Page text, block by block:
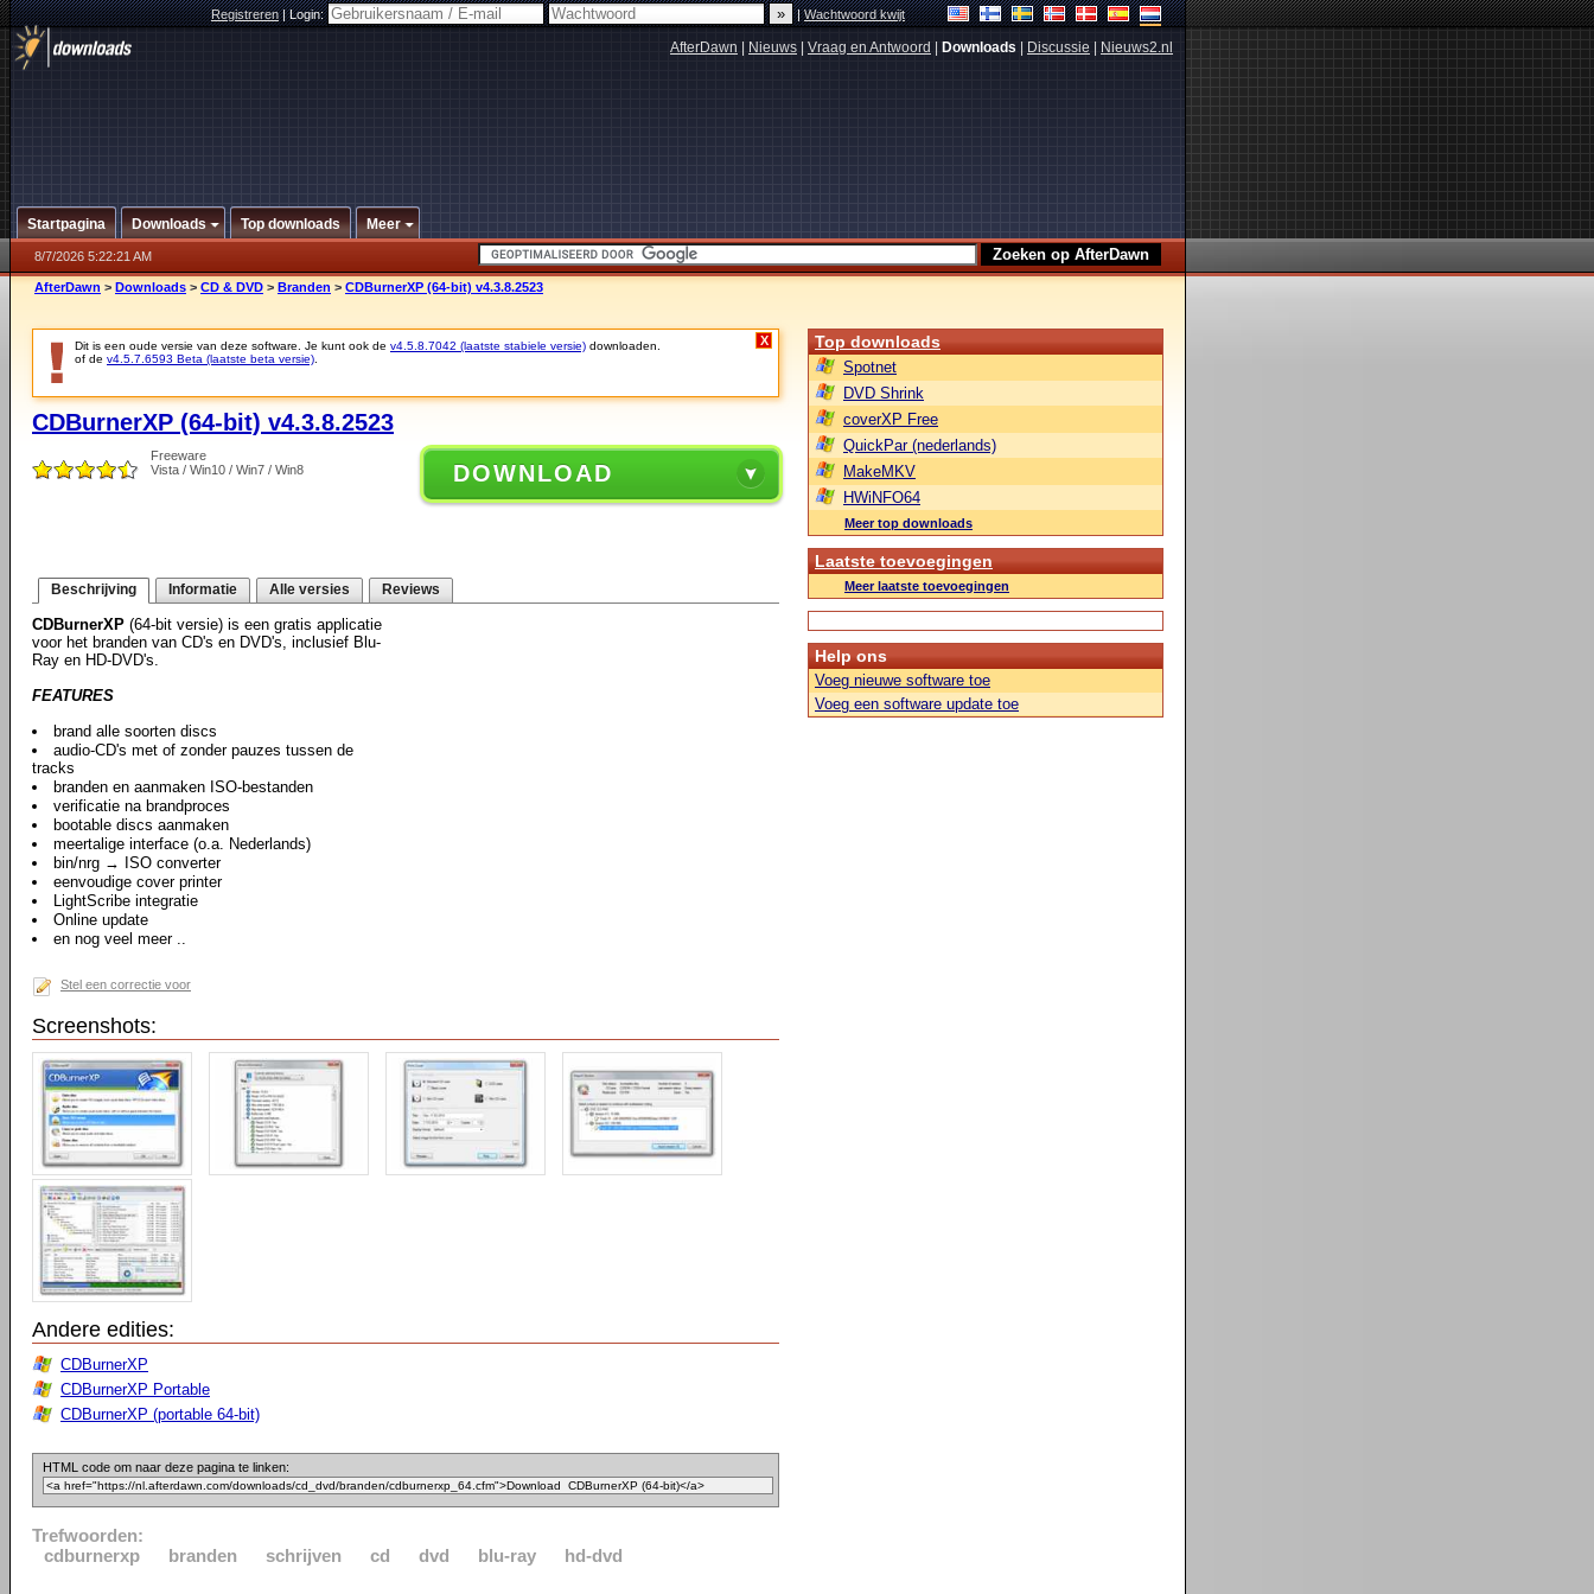
Registreren|Login: |Wachtwoord kwijt
AfterDawn Nieuws Vraag en Antwoord Downloads Discussie Nieuws2.nl
Startpagina Downloads Top downloads Meer
8/7/2026 5:22:21 AM
AfterDawn > Downloads > CD & DVD > Branden > CDBurnerXP (64-bit) v4.3.8.2523
Dit is een oude versie van deze software. Je kunt ook de v4.5.8.7042 (laatste stabiele versie) downloaden.
of de v4.5.7.6593 Beta (laatste beta versie)
X
CDBurnerXP (64-bit) v4.3.8.2523
Freeware
Vista / Win10 / Win7 / Win8
DOWNLOAD
Beschrijving Informatie Alle versies Reviews
CDBurnerXP (64-bit versie) is een gratis applicatie
voor het branden van CD's en DVD's, inclusief Blu-
Ray en HD-DVD's.
FEATURES
brand alle soorten discs
audio-CD's met of zonder pauzes tussen de
tracks
branden en aanmaken ISO-bestanden
verificatie na brandproces
bootable discs aanmaken
meertalige interface (o.a. Nederlands)
bin/nrg → ISO converter
eenvoudige cover printer
LightScribe integratie
Online update
en nog veel meer ..
Stel een correctie voor
Screenshots:
Andere edities:
CDBurnerXP
CDBurnerXP Portable
CDBurnerXP (portable 64-bit)
HTML code om naar deze pagina te linken:
Trefwoorden:
cdburnerxp
branden schrijven cd dvd blu-ray hd-dvd
Top downloads
Spotnet
DVD Shrink
coverXP Free
QuickPar (nederlands)
MakeMKV
HWiNFO64
Meer top downloads
Laatste toevoegingen
Meer laatste toevoegingen
Help ons
Voeg nieuwe software toe
Voeg een software update toe